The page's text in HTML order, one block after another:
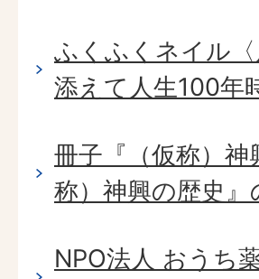
ふくふくネイル
添えて人生100年
冊子『（仮称）
称）神興の歴史』
NPO法人 おうち